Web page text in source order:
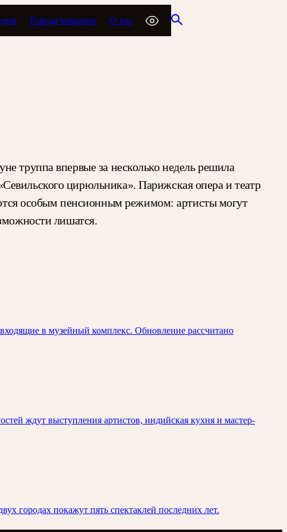
Города вещания О нас
труппа впервые за несколько недель решила
цирюльника». Парижская опера и театр
особым пенсионным режимом: артисты могут
лишатся.
в музейный комплекс. Обновление рассчитано
ждут выступления артистов, индийская кухня и мастер-
городах покажут пять спектаклей последних лет.